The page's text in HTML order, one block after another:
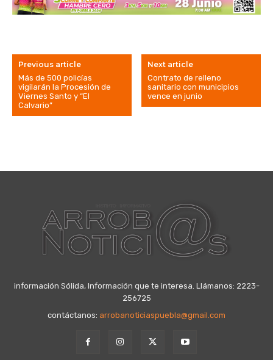
Previous article
Más de 500 policías
vigilarán la Procesión de
Viernes Santo y “El
Calvario”
Next article
Contrato de relleno
sanitario con municipios
vence en junio
información Sólida, Información que te interesa. Llámanos: 2223-
256725
contáctanos: arrobanoticiaspuebla@gmail.com